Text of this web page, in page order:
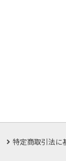
特定商取引法に